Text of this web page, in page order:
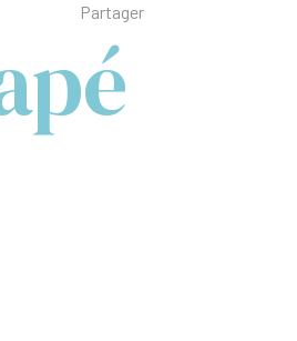
Partager